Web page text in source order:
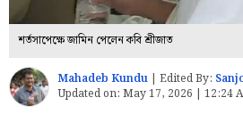
শর্তসাপেক্ষে জামিন পেলেন কবি শ্রীজাত
Mahadeb Kundu Edited By:
Updated on: May 17, 2026 | 12:24